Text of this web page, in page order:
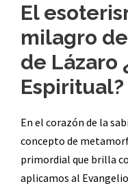
El
milagro
de Lázaro
Espiritual?
En el corazón de la
concepto de
primordial que brilla
aplicamos al